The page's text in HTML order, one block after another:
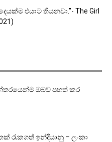
එයාට තියනවා.”- The Girl
ඔබව පහත් කර
රැකගත් ඉන්දියානු – ලංකා